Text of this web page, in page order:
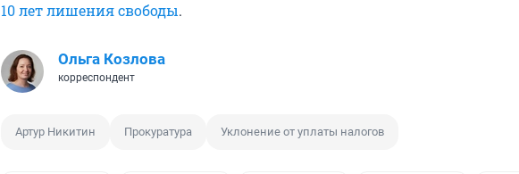
10 лет лишения свободы.
Ольга Козлова
корреспондент
Артур Никитин Прокуратура Уклонение от уплаты налогов